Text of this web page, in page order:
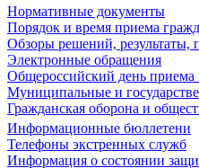
Нормативные документы
Порядок и время приема
Обзоры решений, результаты,
Электронные обращения
Общероссийский день приема
Муниципальные и
Гражданская оборона и
Информационные бюллетени
Телефоны экстренных служб
Информация о состоянии